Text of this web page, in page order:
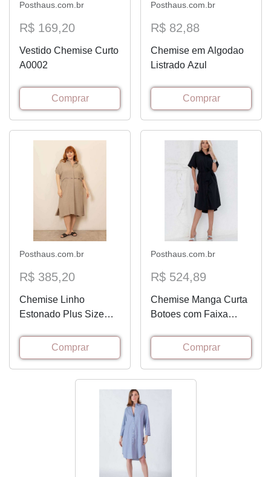
Posthaus.com.br
R$ 169,20
Vestido Chemise Curto
A0002
Comprar
Posthaus.com.br
R$ 82,88
Chemise em Algodao
Listrado Azul
Comprar
Posthaus.com.br
R$ 385,20
Chemise Linho
Estonado Plus Size
Comprar
Posthaus.com.br
R$ 524,89
Chemise Manga Curta
Botoes com Faixa
Comprar